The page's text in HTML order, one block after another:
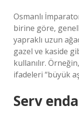
Osmanlı
birine göre,
yapraklı uzun
gazel ve kaside
kullanılır.
ifadeleri “büyük
Serv